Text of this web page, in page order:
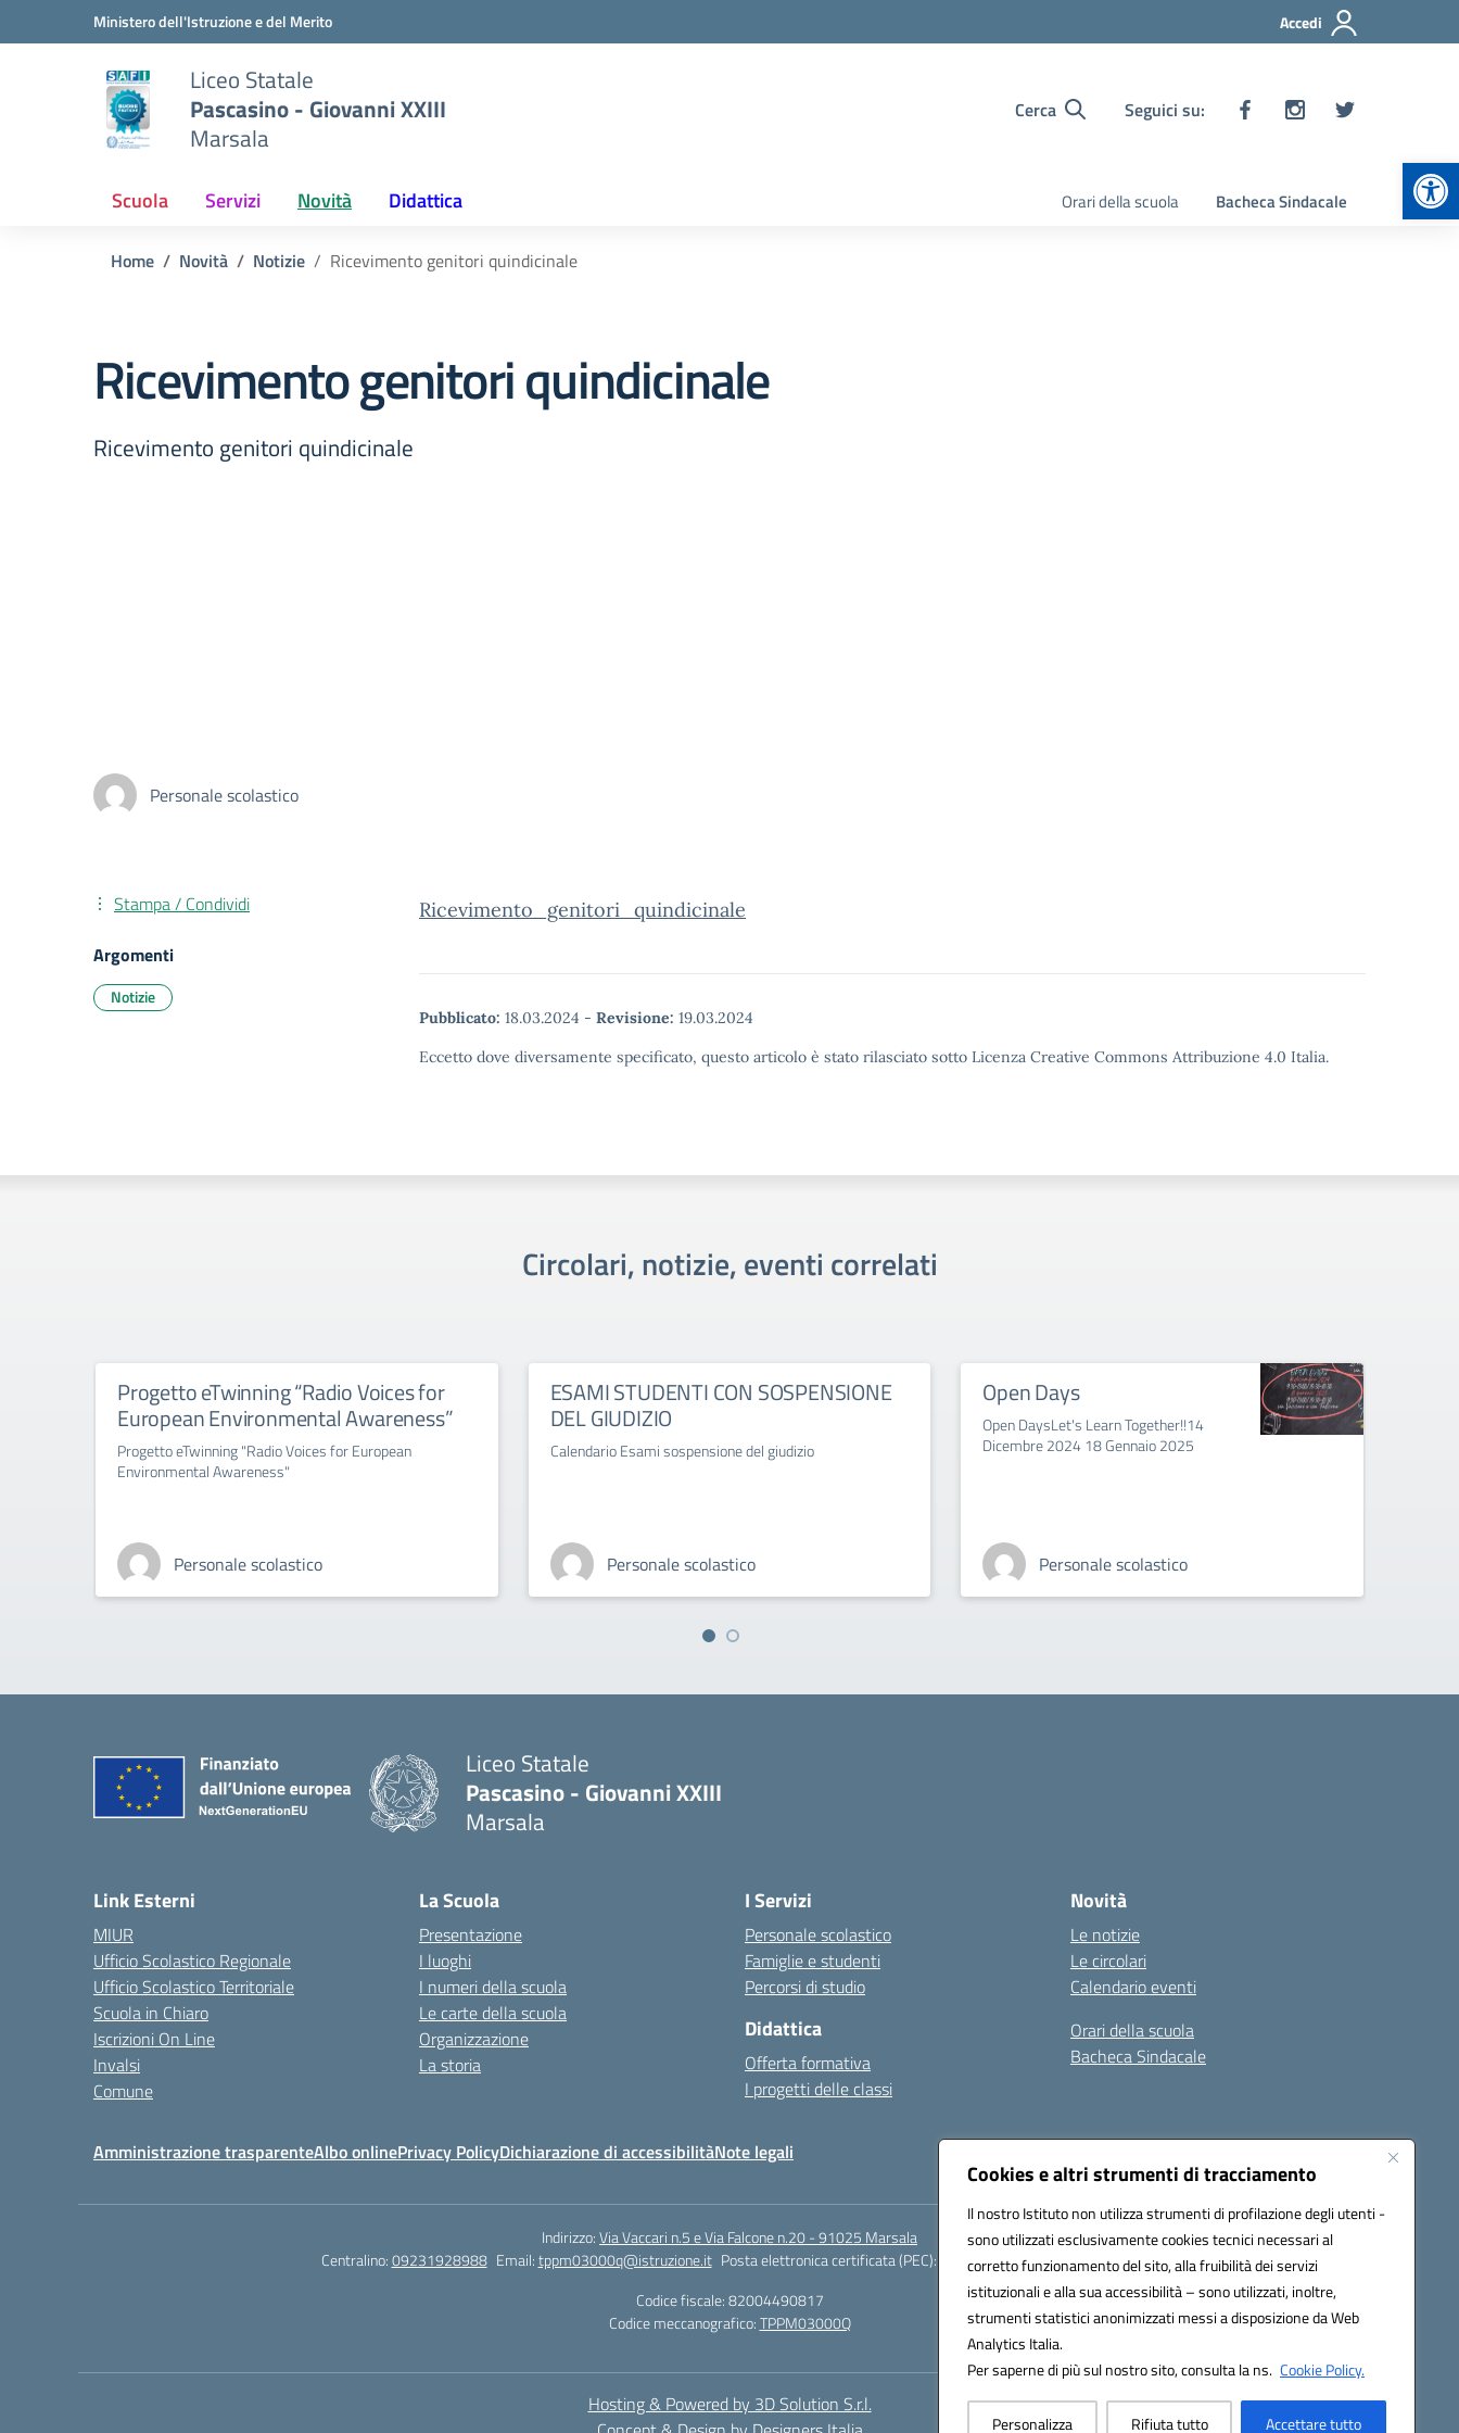
Cookies e altri strumenti di tracciamento
Il nostro Istituto non utilizza strumenti di profilazione degli utenti -
sono utilizzati esclusivamente cookies tecnici necessari al
corretto funzionamento del sito, alla fruibilità dei servizi
istituzionali e alla sua accessibilità – sono utilizzati, inoltre,
strumenti statistici anonimizzati messi a disposizione da Web
Analytics Italia.
Per saperne di più sul nostro sito, consulta la ns. Cookie Policy.
Personalizza Rifiuta tutto Accettare tutto
Vai ai contenuti
Vai al menu di navigazioneMinistero dell'Istruzione e del Merito Accedi
Liceo Statale
Pascasino - Giovanni XXIII
Marsala
Cerca Seguici su:
Scuola Servizi Novità Didattica Orari della scuola Bacheca Sindacale
Home Novità Notizie Ricevimento genitori quindicinale
Ricevimento genitori quindicinale
Ricevimento genitori quindicinale
Personale scolastico
Ricevimento_genitori_quindicinale
Pubblicato: 18.03.2024 - Revisione: 19.03.2024
Eccetto dove diversamente specificato, questo articolo è stato rilasciato sotto Licenza Creative Commons Attribuzione 4.0 Italia.
Stampa / Condividi
Argomenti
Notizie
Circolari, notizie, eventi correlati
Progetto eTwinning “Radio Voices for
European Environmental Awareness”
Progetto eTwinning "Radio Voices for European
Environmental Awareness"
Personale scolastico
ESAMI STUDENTI CON SOSPENSIONE
DEL GIUDIZIO
Calendario Esami sospensione del giudizio
Personale scolastico
Open Days
Open DaysLet's Learn Together!!14
Dicembre 2024 18 Gennaio 2025
Personale scolastico
Liceo Statale
Pascasino - Giovanni XXIII
Marsala
Link Esterni
MIUR
Ufficio Scolastico Regionale
Ufficio Scolastico Territoriale
Scuola in Chiaro
Iscrizioni On Line
Invalsi
Comune
La Scuola
Presentazione
I luoghi
I numeri della scuola
Le carte della scuola
Organizzazione
La storia
I Servizi
Personale scolastico
Famiglie e studenti
Percorsi di studio
Didattica
Offerta formativa
I progetti delle classi
Novità
Le notizie
Le circolari
Calendario eventi
Orari della scuola
Bacheca Sindacale
Amministrazione trasparenteAlbo onlinePrivacy PolicyDichiarazione di accessibilitàNote legali Seguici su:
Indirizzo:Via Vaccari n.5 e Via Falcone n.20 - 91025 Marsala
Centralino:09231928988 Email:tppm03000q@istruzione.it Posta elettronica certificata (PEC):
tppm03000q@pec.istruzione.it
Codice fiscale: 82004490817
Codice meccanografico:TPPM03000Q
Hosting & Powered by 3D Solution S.r.l.